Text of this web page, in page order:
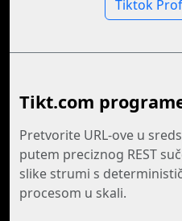
Tiktok
Tikt.com
Pretvorite URL-ove u
putem preciznog REST
slike strumi s
procesom u skali.